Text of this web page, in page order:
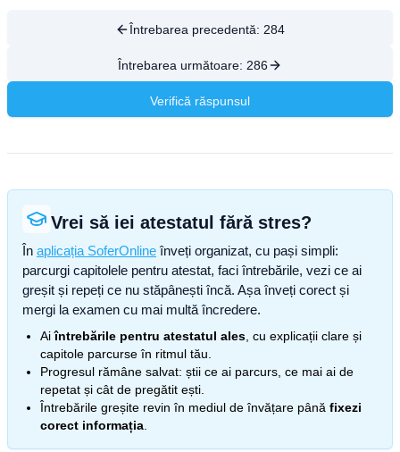
Întrebarea precedentă: 284
Întrebarea următoare: 286
Verifică răspunsul
Vrei să iei atestatul fără stres?
În aplicația SoferOnline înveți organizat, cu pași simpli:
parcurgi capitolele pentru atestat, faci întrebările, vezi ce ai
greșit și repeți ce nu stăpânești încă. Așa înveți corect și
mergi la examen cu mai multă încredere.
Aiîntrebările pentru atestatul ales , cu explicații clare și
capitole parcurse în ritmul tău.
Progresul rămâne salvat: știi ce ai parcurs, ce mai ai de
repetat și cât de pregătit ești.
Întrebările greșite revin în mediul de învățare până fixezi
corect informația